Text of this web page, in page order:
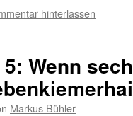
hinterlassen
Wenn
Markus Bühler